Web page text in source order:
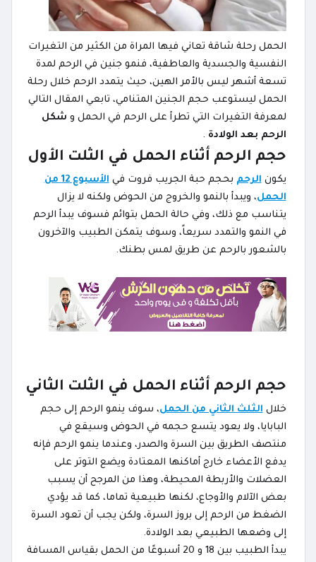
الحمل رحلة شاقة تعاني فيها المراة من الكثير من التغيرات
النفسية والجسدية والعاطفية، فنمو جنين في الرحم لمدة
تسعة أشهر ليس بالأمر الهين، حيث يتمدد الرحم خلال رحلة
الحمل ليستوعب حجم الجنين المتنامي، تابعي المقال التالي
لمعرفة التغيرات التي تطرأ على الرحم في الحمل و شكل
الرحم بعد الولادة .
حجم الرحم أثناء الحمل في الثلت الأول
يكونالرحم بحجم حبة الجريب فروت في
الأسبوع 12 من
الحمل، ويبدأ بالنمو والخروج من الحوض ولكنه لا يزال
يتناسب مع ذلك، وفي حالة الحمل بتوائم فسوف يبدأ الرحم
في النمو والتمدد سريعاً، وسوف يتمكن اﻟﻄﺒﻴﺐ والآخرون
بالشعور باﻟﺮﺣﻢ ﻋﻦ ﻃﺮﻳﻖ ﻟﻤﺲ ﺑﻄﻨﻚ.
حجم الرحم أثناء الحمل في الثلت الثاني
خلال الثلث الثاني من الحمل، سوف ينمو الرحم إلى حجم
البابايا، ولا يعود يتسع حجمه في الحوض وسيقع في
منتصف الطريق بين السرة والصدر، وعندما ينمو الرحم فإنه
يدفع الأعضاء خارج أماكنها المعتادة ويضع التوتر على
العضلات والأربطة المحيطة، وهذا من المرجح أن يسبب
بعض الآلام والأوجاع، لكنها طبيعية تماما، كما قد يؤدي
الضغط من الرحم إلى بروز السرة، ولكن يجب أن تعود السرة
إلى وضعها الطبيعي بعد الولادة.
يبدأ الطبيب بين 18 و 20 أسبوعًا من الحمل بقياس المسافة